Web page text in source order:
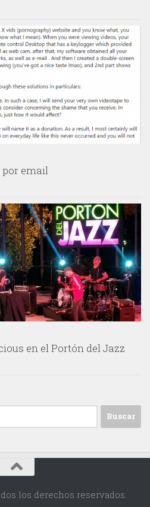
por email
en el Portón del Jazz
los derechos reservados.